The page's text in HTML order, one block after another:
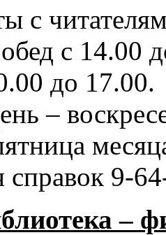
с
с 14.00
до 17.00.
–
справок 9-
–